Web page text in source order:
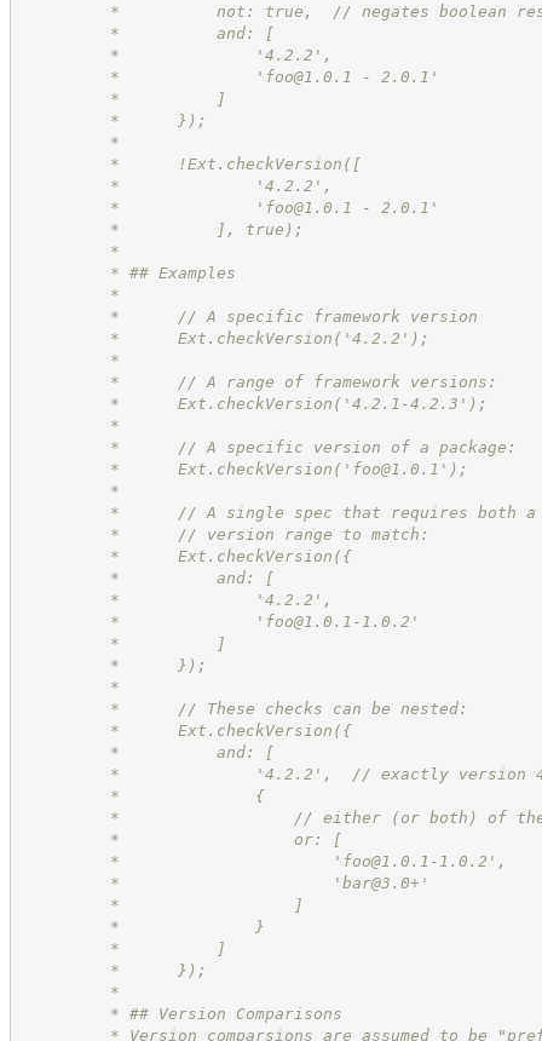
*          not: true,  // negates boolean
*          and: [
*              '4.2.2',
*              ' foo@1.0.1 - 2.0.1'
*          ]
*      });
*
*      !Ext.checkVersion([
*              '4.2.2',
*              ' foo@1.0.1 - 2.0.1'
*          ], true);
*
* ## Examples
*
*      // A specific framework version
*      Ext.checkVersion('4.2.2');
*
*      // A range of framework versions:
*      Ext.checkVersion('4.2.1-4.2.3');
*
*      // A specific version of a package:
*      Ext.checkVersion(' foo@1.0.1 ');
*
*      // A single spec that requires both a
*      // version range to match:
*      Ext.checkVersion({
*          and: [
*              '4.2.2',
*              ' foo@1.0.1-1.0.2 '
*          ]
*      });
*
*      // These checks can be nested:
*      Ext.checkVersion({
*          and: [
*              '4.2.2',  // exactly version
*              {
*                  // either (or both) of
*                  or: [
*                      ' foo@1.0.1-1.0.2 ',
*                      ' bar@3.0+'
*                  ]
*              }
*          ]
*      });
*
* ## Version Comparisons
* Version comparsions are assumed to be